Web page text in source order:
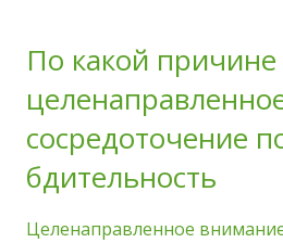
По какой причине
сосредоточение
бдительность
Целенаправленное